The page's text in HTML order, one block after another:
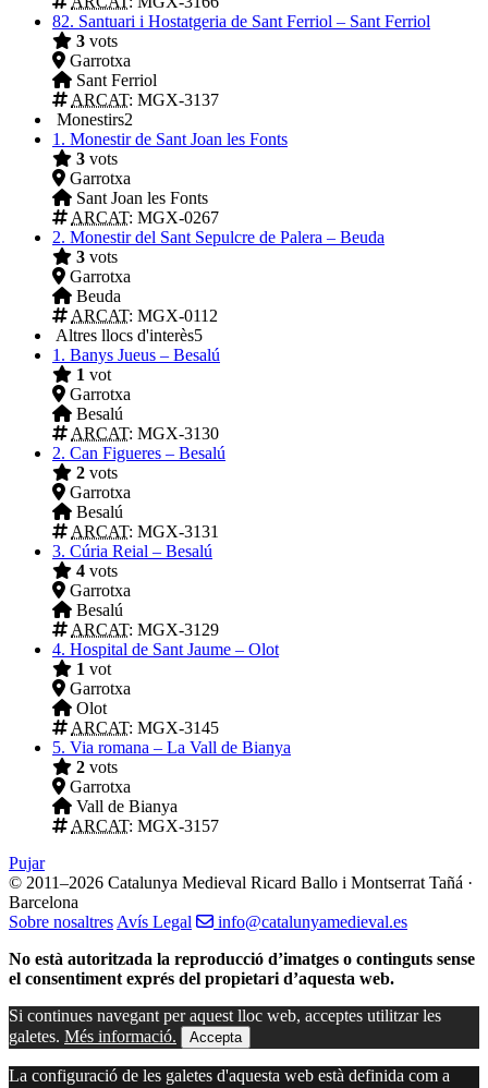
82. Santuari i Hostatgeria de Sant Ferriol – Sant Ferriol
3 vots
Garrotxa
Sant Ferriol
ARCAT: MGX-3137
Monestirs2
1. Monestir de Sant Joan les Fonts
3 vots
Garrotxa
Sant Joan les Fonts
ARCAT: MGX-0267
2. Monestir del Sant Sepulcre de Palera – Beuda
3 vots
Garrotxa
Beuda
ARCAT: MGX-0112
Altres llocs d'interès5
1. Banys Jueus – Besalú
1 vot
Garrotxa
Besalú
ARCAT: MGX-3130
2. Can Figueres – Besalú
2 vots
Garrotxa
Besalú
ARCAT: MGX-3131
3. Cúria Reial – Besalú
4 vots
Garrotxa
Besalú
ARCAT: MGX-3129
4. Hospital de Sant Jaume – Olot
1 vot
Garrotxa
Olot
ARCAT: MGX-3145
5. Via romana – La Vall de Bianya
2 vots
Garrotxa
Vall de Bianya
ARCAT: MGX-3157
Pujar
© 2011–2026 Catalunya Medieval Ricard Ballo i Montserrat Tañá ·
Barcelona
Sobre nosaltres Avís Legal
info@catalunyamedieval.es
No està autoritzada la reproducció d’imatges o continguts sense
el consentiment exprés del propietari d’aquesta web.
Si continues navegant per aquest lloc web, acceptes utilitzar les
galetes. Més informació. Accepta
La configuració de les galetes d'aquesta web està definida com a